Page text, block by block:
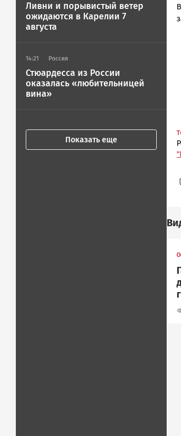
Ливни и порывистый ветер
ожидаются в Карелии 7
августа
14:21 Россия
Стюардесса из России
оказалась «любительницей
вина»
Показать еще